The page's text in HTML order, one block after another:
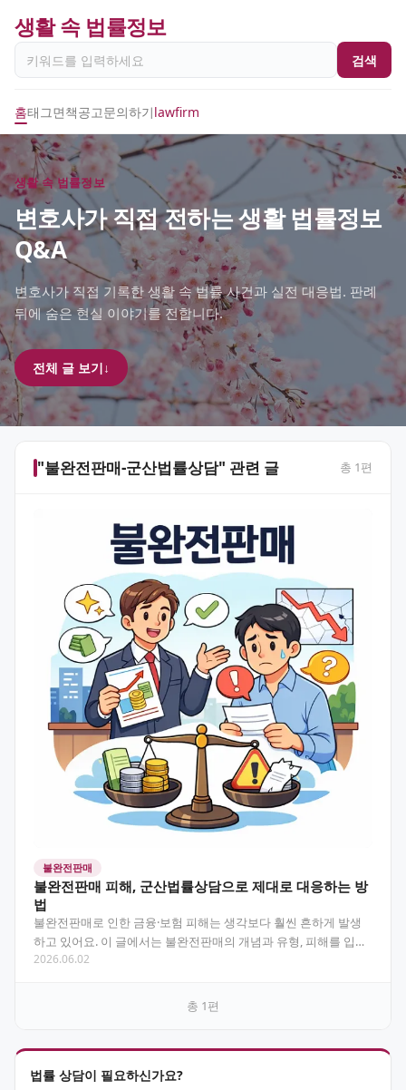
생활 속 법률정보
검색
홈태그면책공고문의하기lawfirm
생활 속 법률정보
변호사가 직접 전하는 생활 법률정보
Q&A
변호사가 직접 기록한 생활 속 법률 사건과 실전 대응법. 판례
뒤에 숨은 현실 이야기를 전합니다.
전체 글 보기↓
"불완전판매-군산법률상담" 관련 글 총 1편
불완전판매
불완전판매 피해, 군산법률상담으로 제대로 대응하는 방
법
불완전판매로 인한 금융·보험 피해는 생각보다 훨씬 흔하게 발생
하고 있어요. 이 글에서는 불완전판매의 개념과 유형, 피해를 입었
을 때 군산법률상담을 통해 어떻게 대응할 수 있는지 실…
2026.06.02
총 1편
법률 상담이 필요하신가요?